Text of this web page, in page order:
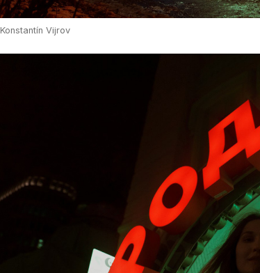
Konstantín Vijrov